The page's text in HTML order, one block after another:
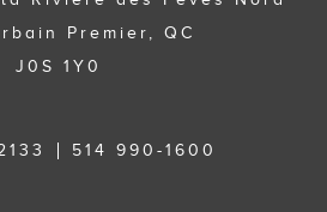
Premier, QC
J0S 1Y0
514 990-1600